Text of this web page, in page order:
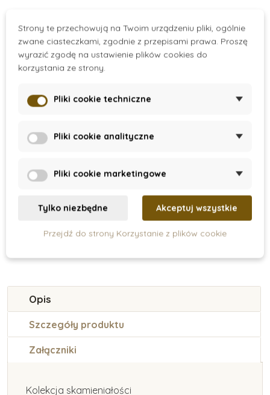
Dodaj do koszyka Pokaz
Opis
Szczegóły produktu
Załączniki
Kolekcja skamieniałości
Strony te przechowują na Twoim urządzeniu pliki, ogólnie
zwane ciasteczkami, zgodnie z przepisami prawa. Proszę
wyrazić zgodę na ustawienie plików cookies do
korzystania ze strony.
Pliki cookie techniczne
Pliki cookie analityczne
Pliki cookie marketingowe
Tylko niezbędne Akceptuj wszystkie
Przejdź do strony Korzystanie z plików cookie